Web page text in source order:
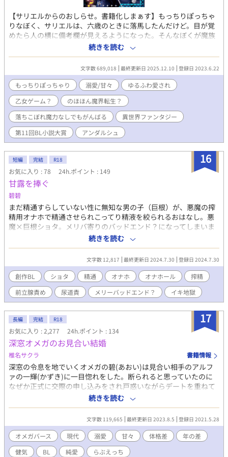
【サリエルからのおしらせ。書籍化しまぁす】もっちりぽっちゃ
りなぼく、サリエルは、六歳のときに落馬したんだけど。目が覚
めたら人の横に備考欄が見えるようになった。そんなぼくが魔族
の国でゆるふわっと漂い危機回避する、のほほんハートフルライ
フ。うーん、記憶喪失というわけではないが、なんか家族に違和
感があるなぁ？ わかっている。ここは魔族が住む国で、父上が
魔王だってことは。でも、なんかおかしいと思っちゃう。あと備
考欄も人に言えないやつだよね？ ぼくの備考欄には『悪役令嬢
の兄（尻拭い）』と書いてあるけど…うん、死にかけるとか殺さ
れかけるとか、いろいろあるけど。まぁいいや。 ぼくに優しく
してくれる超絶美形の長兄、レオンハルト。ちょっと言葉のきつ
い次兄のラーディン。おそらく悪役令嬢で、ぼくが死にかかって
も高らかに笑う妹のディエンヌ。気の弱い異母弟のシュナイツ、
という兄弟に囲まれた、もっちりなぼくの悪魔城ライフです。
さらに、従兄弟のマルチェロやマリーベル、ラーディンの護衛の
ファウスト、優秀な成績ですごいシュナイツのご学友のエドガー
という友達も巻き込んでのドタバタ魔王学園乙女ゲームストーリ
ーもあるよ。 え？ 乙女ゲーム？ なにそれ、美味しいの？ 第１
１回BL小説大賞で、アンダルシュノベルズb賞をいただきまし
た。 さらに、２０２５年三月中旬に書籍発売になります。読者の
みなさま、応援していただき、ありがとうございます。書籍化に
伴い設定が変更された部分がございます。四十一話以降の話はし
ばらく維持し、直しはナシの予定です。ご了承くださいませ。 本
編は完結しましたが、おまけなど、たまに出します。よろしくお
願いします。
続きを読む
文字数 689,018 最終更新日 2025.12.10 登録日 2023.6.22
もっちりぽっちゃり 溺愛/甘々
ゆるふわ愛され
乙女ゲーム？
のほほん魔界転生？
落ちこぼれ魔力なしでもがんばる
異世界ファンタジー
第11回BL小説大賞
アンダルシュ
16
短編 完結 R18
お気に入り : 78 24h.ポイント : 149
甘露を捧ぐ
碧碧
まだ精通すらしていない性に無知な男の子（巨根）が、悪魔の搾
精用オナホで精通させられこってり精液を絞られるおはなし。悪
魔×巨根ショタ。メリバ寄りのバッドエンド？になってしまいま
した。閲覧ご注意ください。挿入なし。尿道責めあり。前立腺責
めあり。エロのみ。
続きを読む
文字数 12,817 最終更新日 2024.7.30 登録日 2024.7.30
創作BL ショタ 精通 オナホ オナホール
搾精
前立腺責め
尿道責 メリーバッドエンド？ イキ地獄
17
長編 完結 R18
お気に入り : 2,277 24h.ポイント : 134
深窓オメガのお見合い結婚
椎名サクラ 書籍情報
深窓の令息を地でいくオメガの碧(あおい)は見合い相手のアルフ
ァの一輝(かずき)に一目惚れをした。断られると思っていたのに
なぜか正式に交際の申し込みをされ戸惑いながらデートを重ねて
いく。紆余曲折のあるお付き合いをしながら結婚した二人だが、
碧があまりにも性的なことに無知すぎて、一輝を翻弄していきな
がら心も身体も結ばれていく話。 かつて遊び人だったアルファと
純粋培養無自覚小悪魔オメガのお見合い→新婚話となっておりま
す。 ※Rシーンには☆がついています ※オメガバース設定ですが
色々と作者都合で改ざんされております。 ※ラブラブ甘々予定で
す。 ※ムーンライトノベルズと同時掲載となっております。
続きを読む
文字数 119,665 最終更新日 2023.8.5 登録日 2021.5.28
オメガバース 現代 溺愛 甘々 体格差
年の差
健気
BL 純愛 らぶえっち